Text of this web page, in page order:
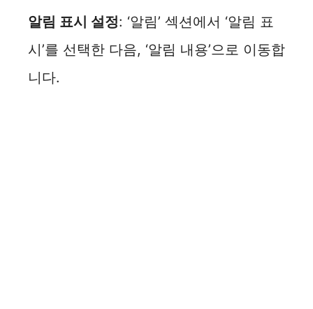
알림 표시 설정: ‘알림’ 섹션에서 ‘알림 표
시’를 선택한 다음, ‘알림 내용’으로 이동합
니다.